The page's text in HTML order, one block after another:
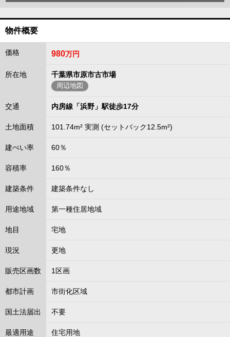
物件概要
価格 980万円
所在地 千葉県市原市古市場
周辺地図
交通 内房線「浜野」駅徒歩17分
土地面積 101.74m² 実測 (セットバック12.5m²)
建ぺい率 60％
容積率 160％
建築条件 建築条件なし
用途地域 第一種住居地域
地目 宅地
現況 更地
販売区画数 1区画
都市計画 市街化区域
国土法届出 不要
最適用途 住宅用地